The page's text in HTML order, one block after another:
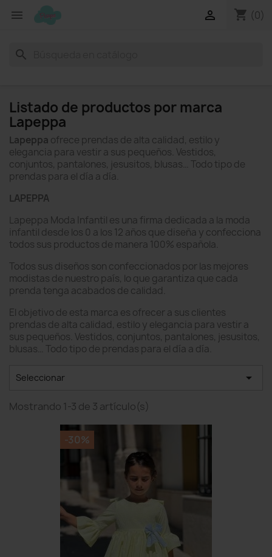
 shopping_cart (0)

search
Listado de productos por marca
Lapeppa
Lapeppa ofrece prendas de alta calidad, estilo y
elegancia para vestir a sus pequeños. Vestidos,
conjuntos, pantalones, jesusitos, blusas… Todo tipo de
prendas para el día a día.
LAPEPPA
Lapeppa Moda Infantil es una firma dedicada a la moda
infantil desde los 0 a los 12 años que diseña y confecciona
todos sus productos de manera 100% española.
Todos sus diseños son confeccionados por las mejores
modistas de nuestro país, lo que garantiza que cada
prenda tenga acabados de calidad.
El objetivo de esta marca es ofrecer a sus clientes
prendas de alta calidad, estilo y elegancia para vestir a
sus pequeños. Vestidos, conjuntos, pantalones, jesusitos,
blusas… Todo tipo de prendas para el día a día.
Seleccionar 
Mostrando 1-3 de 3 artículo(s)
-30%